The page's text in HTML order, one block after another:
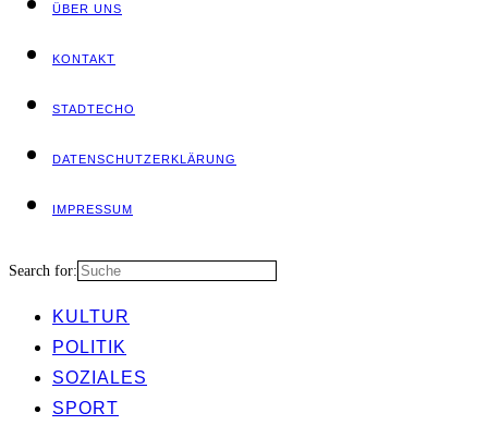
ÜBER UNS
KON­TAKT
STADT­ECHO
DATEN­SCHUTZ­ER­KLÄ­RUNG
IMPRES­SUM
Search for:
KUL­TUR
POLI­TIK
SOZIA­LES
SPORT